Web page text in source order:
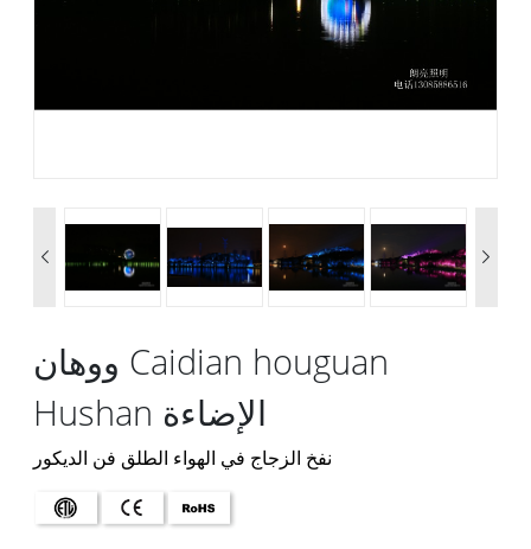
 
ووهان Caidian houguan
Hushan الإضاءة
نفخ الزجاج في الهواء الطلق فن الديكور